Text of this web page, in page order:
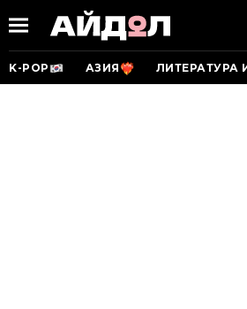
K-POP АЗИЯ ЛИТЕРАТУРА